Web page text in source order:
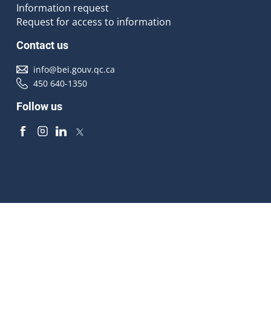
Information request
Request for access to information
Contact us
info@bei.gouv.qc.ca
450 640-1350
Follow us